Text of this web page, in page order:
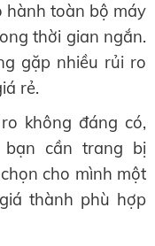
hành toàn bộ máy
thời gian ngắn.
gặp nhiều rủi ro
rẻ.
không đáng có,
cần trang bị
cho mình một
thành phù hợp